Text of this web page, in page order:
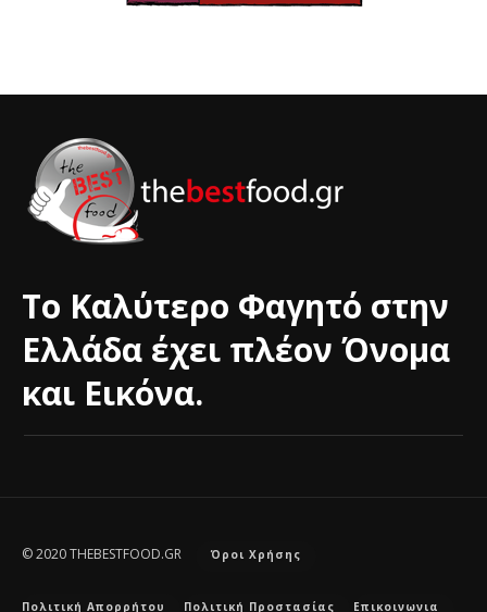
Το Καλύτερο Φαγητό στην
Ελλάδα έχει πλέον Όνομα
και Εικόνα.
© 2020 THEBESTFOOD.GR Όροι Χρήσης
Πολιτική Απορρήτου Πολιτική Προστασίας Επικοινωνια